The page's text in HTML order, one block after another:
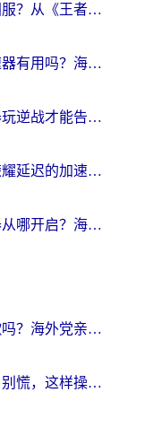
人在海外，如何顺畅玩国服？从《王者荣耀》到《云图计划》的加速器终极指南
在国外玩塔瑞斯世界加速器有用吗？海外玩家亲测后的真实答案
身在海外，用什么加速器玩逆战才能告别延迟？
海外党必看：解决王者荣耀延迟的加速器终极指南——从EVE到猫和老鼠，一个工具全搞定
苹果手机无尽冬日加速器从哪开启？海外玩家的冬日生存指南
酷狗会员在国外可以听歌吗？海外党亲测有效：3步解决音乐权限难题
在国外无法听国内的歌？别慌，这样操作就能畅听QQ音乐（附亲测加速器推荐）